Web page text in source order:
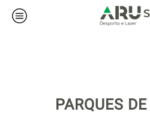
PARQUES